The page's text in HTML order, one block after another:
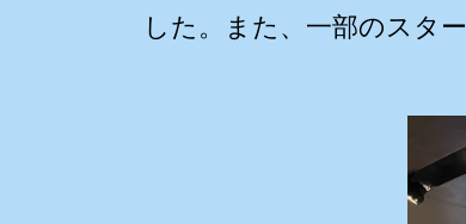
した。また、一部のスタ